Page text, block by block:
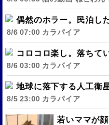
偶然のホラー。民泊し
8/6 07:00 カラパイア
コロコロ楽し。落ちて
8/6 03:00 カラパイア
地球に落下する人工衛
8/5 23:00 カラパイア
若いママが